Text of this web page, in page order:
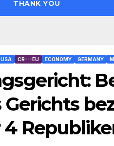
THANK YOU
CR---EU ECONOMY GERMANY